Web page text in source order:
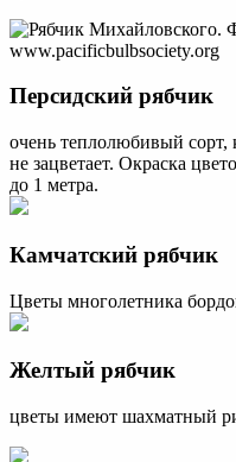
Персидский рябчик
очень теплолюбивый сорт,
не зацветает. Окраска
до 1 метра.
Камчатский рябчик
Цветы многолетника
Желтый рябчик
цветы имеют шахматный